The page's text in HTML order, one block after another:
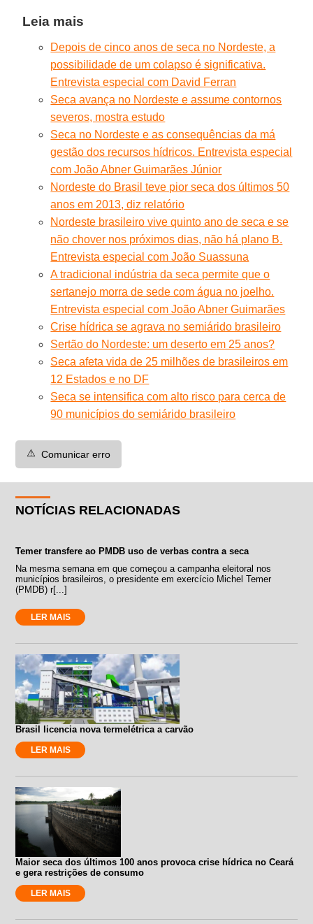
Leia mais
Depois de cinco anos de seca no Nordeste, a
possibilidade de um colapso é significativa.
Entrevista especial com David Ferran
Seca avança no Nordeste e assume contornos
severos, mostra estudo
Seca no Nordeste e as consequências da má
gestão dos recursos hídricos. Entrevista especial
com João Abner Guimarães Júnior
Nordeste do Brasil teve pior seca dos últimos 50
anos em 2013, diz relatório
Nordeste brasileiro vive quinto ano de seca e se
não chover nos próximos dias, não há plano B.
Entrevista especial com João Suassuna
A tradicional indústria da seca permite que o
sertanejo morra de sede com água no joelho.
Entrevista especial com João Abner Guimarães
Crise hídrica se agrava no semiárido brasileiro
Sertão do Nordeste: um deserto em 25 anos?
Seca afeta vida de 25 milhões de brasileiros em
12 Estados e no DF
Seca se intensifica com alto risco para cerca de
90 municípios do semiárido brasileiro
⚠️ Comunicar erro
NOTÍCIAS RELACIONADAS
Temer transfere ao PMDB uso de verbas contra a seca
Na mesma semana em que começou a campanha eleitoral nos
municípios brasileiros, o presidente em exercício Michel Temer
(PMDB) r[...]
LER MAIS
Brasil licencia nova termelétrica a carvão
LER MAIS
Maior seca dos últimos 100 anos provoca crise hídrica no Ceará
e gera restrições de consumo
LER MAIS